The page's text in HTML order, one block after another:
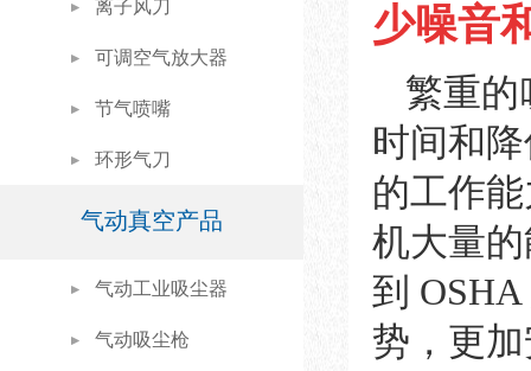
离子风刀
可调空气放大器
节气喷嘴
环形气刀
气动真空产品
气动工业吸尘器
气动吸尘枪
少噪音
繁重的
时间和
的工作
机大量
到
势，更